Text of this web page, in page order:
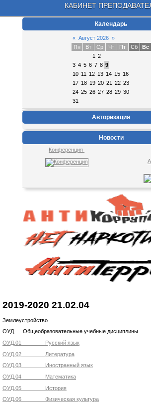
КАБИНЕТ
Календарь
« Август 2026 »
Пн
Вт Ср Чт Пт Сб
Вс
1 2
3 4 5 6 7 8 9
10 11 12 13 14 15 16
17 18 19 20 21 22 23
24 25 26 27 28 29 30
31
Авторизация
Новости
Конференция
2019-2020 21.02.04
Землеустройство
ОУД Общеобразовательные учебные дисциплины
ОУД.01 Русский язык
ОУД.02 Литература
ОУД.03 Иностранный язык
ОУД.04 Математика
ОУД.05 История
ОУД.06 Физическая культура